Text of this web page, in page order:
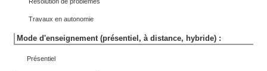
Travaux en autonomie
Mode d'enseignement (présentiel, à distance, hybride) :
Présentiel